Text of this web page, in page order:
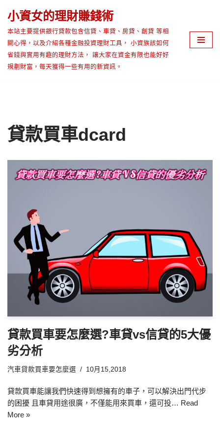
Skip
to
content
小資女的理財賺錢術
本站主要提供銀行貸款包含信貸、車貸、房貸、創貸 等相
關心得，以及介紹各種金融投資理財工具， 小資族該如何
省錢與實用有趣的理財方法， 讓大家在資金有限也能好好
規劃財富，每天獲得一些有用的新資訊。
貸款買車dcard
貸款買車要怎麼選?車貸vs信貸的5大優
劣分析
汽車貸款買車要怎麼選 10月15,2018
貸款買車能讓我們快速得到想擁有的車子，可以解決出門代步
的困擾 且車貸用途很廣，不僅能用來買車，還可投… Read
More »